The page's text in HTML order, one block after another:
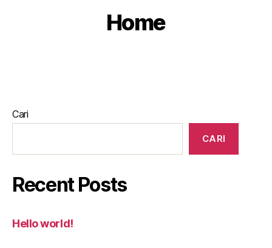
Home
Cari
CARI
Recent Posts
Hello world!